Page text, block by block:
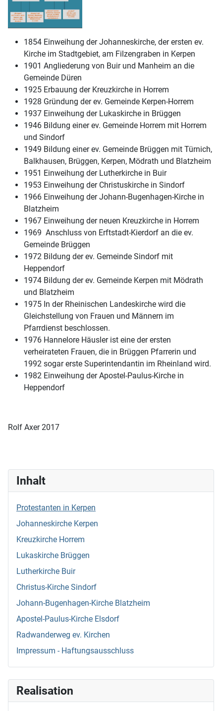
Inhalt
Protestanten in Kerpen
Johanneskirche Kerpen
Kreuzkirche Horrem
Lukaskirche Brüggen
Lutherkirche Buir
Christus-Kirche Sindorf
Johann-Bugenhagen-Kirche Blatzheim
Apostel-Paulus-Kirche Elsdorf
Radwanderweg ev. Kirchen
Impressum - Haftungsausschluss
1854 Einweihung der Johanneskirche, der ersten ev.
Kirche im Stadtgebiet, am Filzengraben in Kerpen
1901 Angliederung von Buir und Manheim an die
Gemeinde Düren
1925 Erbauung der Kreuzkirche in Horrem
1928 Gründung der ev. Gemeinde Kerpen-Horrem
1937 Einweihung der Lukaskirche in Brüggen
1946 Bildung einer ev. Gemeinde Horrem mit Horrem
und Sindorf
1949 Bildung einer ev. Gemeinde Brüggen mit Türnich,
Balkhausen, Brüggen, Kerpen, Mödrath und Blatzheim
1951 Einweihung der Lutherkirche in Buir
1953 Einweihung der Christuskirche in Sindorf
1966 Einweihung der Johann-Bugenhagen-Kirche in
Blatzheim
1967 Einweihung der neuen Kreuzkirche in Horrem
1969 Anschluss von Erftstadt-Kierdorf an die ev.
Gemeinde Brüggen
1972 Bildung der ev. Gemeinde Sindorf mit
Heppendorf
1974 Bildung der ev. Gemeinde Kerpen mit Mödrath
und Blatzheim
1975 In der Rheinischen Landeskirche wird die
Gleichstellung von Frauen und Männern im
Pfarrdienst beschlossen.
1976 Hannelore Häusler ist eine der ersten
verheirateten Frauen, die in Brüggen Pfarrerin und
1992 sogar erste Superintendantin im Rheinland wird.
1982 Einweihung der Apostel-Paulus-Kirche in
Heppendorf
Rolf Axer 2017
Realisation